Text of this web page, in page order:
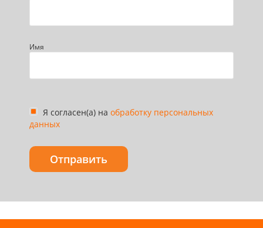
Имя
Я согласен(а) на обработку персональных
данных